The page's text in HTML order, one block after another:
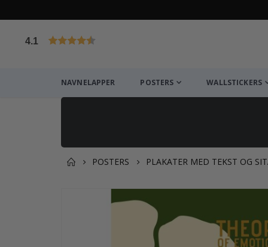
4.1
NAVNELAPPER POSTERS WALLSTICKERS
POSTERS PLAKATER MED TEKST OG
Andre kjøpte produkter